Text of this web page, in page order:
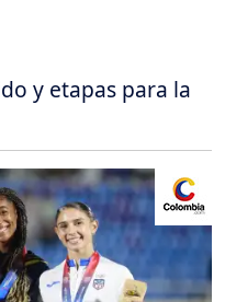
y etapas para la